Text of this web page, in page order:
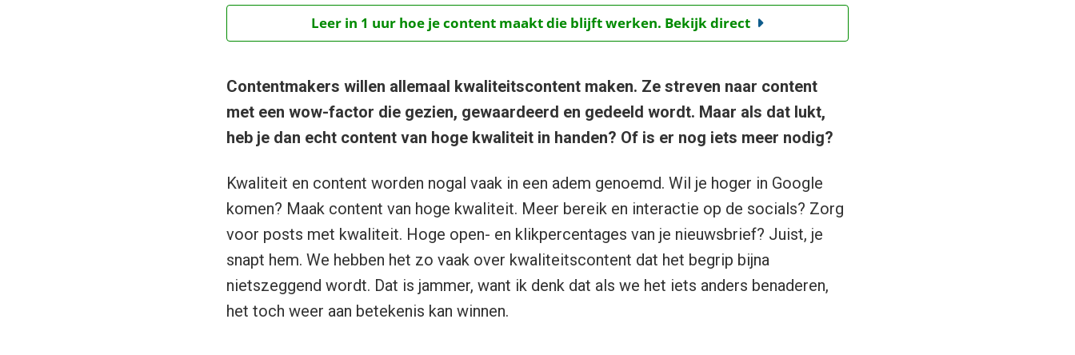
Leer in 1 uur hoe je content maakt die blijft werken. Bekijk direct
Contentmakers willen allemaal kwaliteitscontent maken. Ze streven naar content
met een wow-factor die gezien, gewaardeerd en gedeeld wordt. Maar als dat lukt,
heb je dan echt content van hoge kwaliteit in handen? Of is er nog iets meer nodig?
Kwaliteit en content worden nogal vaak in een adem genoemd. Wil je hoger in Google
komen? Maak content van hoge kwaliteit. Meer bereik en interactie op de socials? Zorg
voor posts met kwaliteit. Hoge open- en klikpercentages van je nieuwsbrief? Juist, je
snapt hem. We hebben het zo vaak over kwaliteitscontent dat het begrip bijna
nietszeggend wordt. Dat is jammer, want ik denk dat als we het iets anders benaderen,
het toch weer aan betekenis kan winnen.